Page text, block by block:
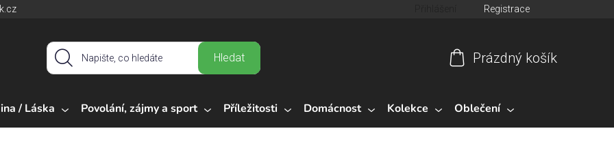
Registrace
Hledat
košík
Prázdný košík
/ Láska Povolání, zájmy a sport Příležitosti Domácnost Kolekce Oblečení